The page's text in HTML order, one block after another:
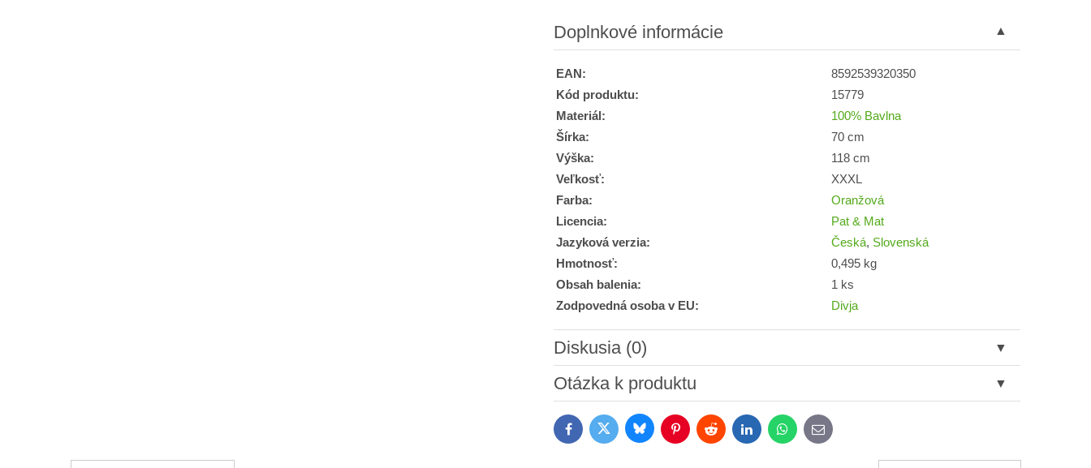
Doplnkové informácie
EAN:
8592539320350
Kód produktu:
15779
Materiál:
100% Bavlna
Šírka:
70 cm
Výška:
118 cm
Veľkosť:
XXXL
Farba:
Oranžová
Licencia:
Pat & Mat
Jazyková verzia:
Česká, Slovenská
Hmotnosť:
0,495 kg
Obsah balenia:
1 ks
Zodpovedná osoba v EU:
Divja
Diskusia (0)
Nový komentár
Otázka k produktu
FacebookTwitter BlueskyPinterestReddit LinkedInWhatsApp
E-
mail